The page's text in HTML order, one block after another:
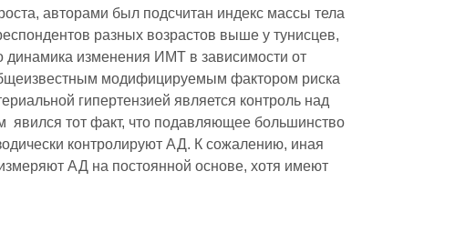
авторами был подсчитан индекс массы тела
разных возрастов выше у тунисцев,
динамика изменения ИМТ в зависимости от
модифицируемым фактором риска
гипертензией является контроль над
явился тот факт, что подавляющее большинство
контролируют АД. К сожалению, иная
АД на постоянной основе, хотя имеют